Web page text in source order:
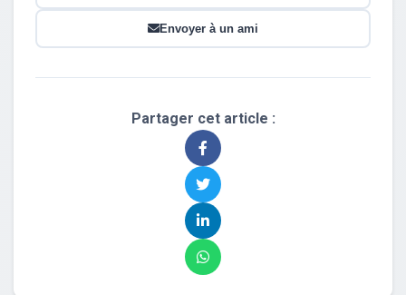
Envoyer à un ami
Partager cet article :